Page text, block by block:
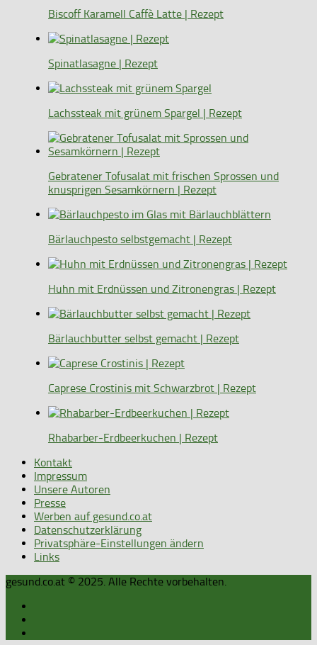
Biscoff Karamell Caffè Latte | Rezept
Spinatlasagne | Rezept
Lachssteak mit grünem Spargel | Rezept
Gebratener Tofusalat mit frischen Sprossen und
knusprigen Sesamkörnern | Rezept
Bärlauchpesto selbstgemacht | Rezept
Huhn mit Erdnüssen und Zitronengras | Rezept
Bärlauchbutter selbst gemacht | Rezept
Caprese Crostinis mit Schwarzbrot | Rezept
Rhabarber-Erdbeerkuchen | Rezept
Kontakt
Impressum
Unsere Autoren
Presse
Werben auf gesund.co.at
Datenschutzerklärung
Privatsphäre-Einstellungen ändern
Links
gesund.co.at © 2025. Alle Rechte vorbehalten.